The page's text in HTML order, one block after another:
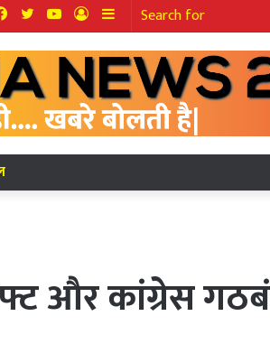
Sidebar
Log
In
YouTube
Twitter
Facebook
और कांग्रेस